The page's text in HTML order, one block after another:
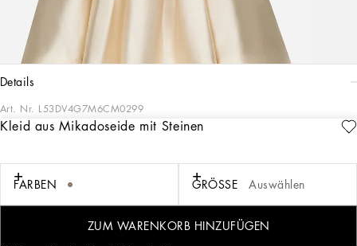
Kleid aus Mikadoseide mit Steinen
FARBEN GRÖSSE Auswählen
ZUM WARENKORB HINZUFÜGEN
details
Art. Nr. L53DV4G7M6CM0299
Alle Looks der Kollektion für festliche Anlässe für Jungen und Mädchen zeichnen
aus. Eine Neuinterpretation unserer DNA für einen besonderen Tag, für den die
Designer Outfits in klassischer und in markanter Optik kreieren, mit besonderen
Kombinationen aus Materialien, Farben, Formen und Stoffen, die zum Anlass
passen, ohne dabei ein wichtiges Detail zu vergessen: das Accessoire, das den
Wunsch, erwachsen zu sein, mit Nachdruck unterstreicht.